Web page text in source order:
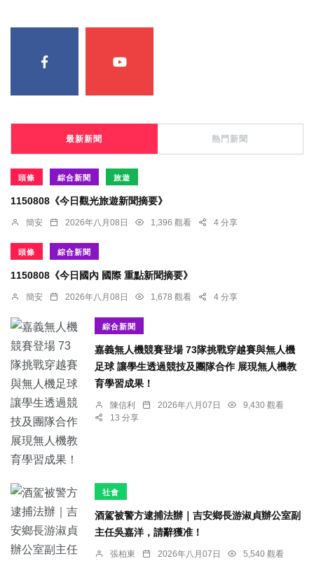
最新新聞 熱門新聞
頭條 綜合新聞 旅遊
1150808《今日觀光旅遊新聞摘要》
簡安 2026年八月08日 1,396 觀看 4 分享
頭條 綜合新聞
1150808《今日國內 國際 重點新聞摘要》
簡安 2026年八月08日 1,678 觀看 4 分享
綜合新聞
嘉義無人機競賽登場 73隊挑戰穿越賽與無人機
足球 讓學生透過競技及團隊合作 展現無人機教
育學習成果！
陳信利 2026年八月07日
9,430 觀看
13 分享
社會
酒駕被警方逮捕法辦｜吉安鄉長游淑貞辦公室副
主任吳嘉洋，請辭獲准！
張柏東 2026年八月07日
5,540 觀看